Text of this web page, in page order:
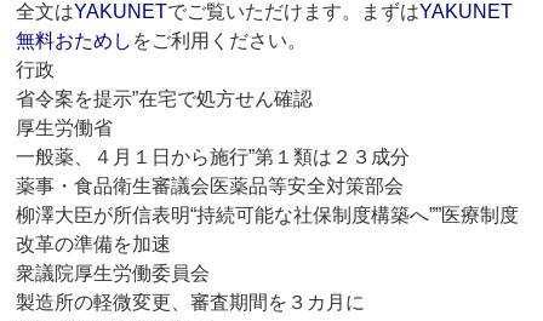
全文はYAKUNETでご覧いただけます。まずはYAKUNET
無料おためし をご利用ください。
行政
省令案を提示”在宅で処方せん確認
厚生労働省
一般薬、４月１日から施行”第１類は２３成分
薬事・食品衛生審議会医薬品等安全対策部会
柳澤大臣が所信表明“持続可能な社保制度構築へ””医療制度
改革の準備を加速
衆議院厚生労働委員会
製造所の軽微変更、審査期間を３カ月に